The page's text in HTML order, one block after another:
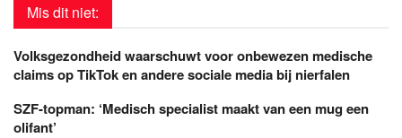
Mis dit niet:
Volksgezondheid waarschuwt voor onbewezen medische
claims op TikTok en andere sociale media bij nierfalen
SZF-topman: ‘Medisch specialist maakt van een mug een
olifant’